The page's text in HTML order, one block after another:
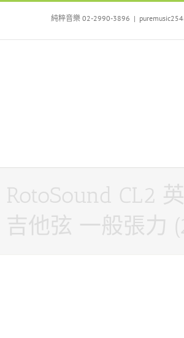
Skip
純粹音樂 02-2990-3896 |
RotoSound CL2
吉他弦 一般張力